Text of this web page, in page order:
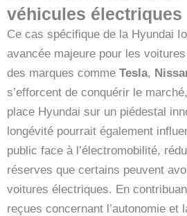
véhicules électriques
Ce cas spécifique de la Hyundai
avancée majeure pour les
des marques comme Tesla,
s’efforcent de conquérir le
place Hyundai sur un piédestal
longévité pourrait également
public face à l’électromobilité,
réserves que certains peuvent
voitures électriques. En
reçues concernant l’autonomie et